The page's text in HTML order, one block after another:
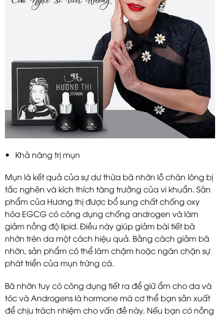
Khả năng trị mụn
Mụn là kết quả của sự dư thừa bã nhờn lỗ chân lông bị
tắc nghẽn và kích thích tăng trưởng của vi khuẩn. Sản
phẩm của Hương thị được bổ sung chất chống oxy
hóa EGCG có công dụng chống androgen và làm
giảm nồng độ lipid. Điều này giúp giảm bài tiết bã
nhờn trên da một cách hiệu quả. Bằng cách giảm bã
nhờn, sản phẩm có thể làm chậm hoặc ngăn chặn sự
phát triển của mụn trứng cá.
Bã nhờn tuy có công dụng tiết ra để giữ ẩm cho da và
tóc và Androgens là hormone mà cơ thể bạn sản xuất
để chịu trách nhiệm cho vấn đề này. Nếu bạn có nồng